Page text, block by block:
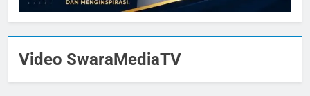
Video SwaraMediaTV